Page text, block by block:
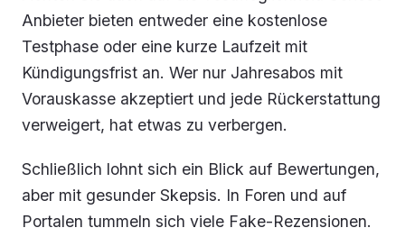
Anbieter bieten entweder eine kostenlose
Testphase oder eine kurze Laufzeit mit
Kündigungsfrist an. Wer nur Jahresabos mit
Vorauskasse akzeptiert und jede Rückerstattung
verweigert, hat etwas zu verbergen.
Schließlich lohnt sich ein Blick auf Bewertungen,
aber mit gesunder Skepsis. In Foren und auf
Portalen tummeln sich viele Fake-Rezensionen.